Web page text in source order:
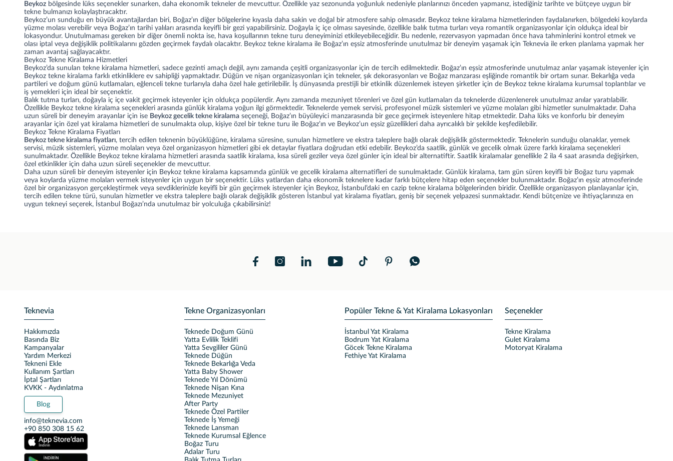
Beykoz bölgesinde lüks seçenekler sunarken, daha ekonomik tekneler de mevcuttur. Özellikle yaz sezonunda yoğunluk nedeniyle planlarınızı önceden yapmanız, istediğiniz tarihte ve bütçeye uygun bir
tekne bulmanızı kolaylaştıracaktır.
Beykoz’un sunduğu en büyük avantajlardan biri, Boğaz’ın diğer bölgelerine kıyasla daha sakin ve doğal bir atmosfere sahip olmasıdır. Beykoz tekne kiralama hizmetlerinden faydalanırken, bölgedeki koylarda
yüzme molası verebilir veya Boğaz’ın tarihi yalıları arasında keyifli bir gezi yapabilirsiniz. Doğayla iç içe olması sayesinde, özellikle balık tutma turları veya romantik organizasyonlar için oldukça ideal bir
lokasyondur. Unutulmaması gereken bir diğer önemli nokta ise, hava koşullarının tekne turu deneyiminizi etkileyebileceğidir. Bu nedenle, rezervasyon yapmadan önce hava tahminlerini kontrol etmek ve
olası iptal veya değişiklik politikalarını gözden geçirmek faydalı olacaktır. Beykoz tekne kiralama ile Boğaz’ın eşsiz atmosferinde unutulmaz bir deneyim yaşamak için Teknevia ile erken planlama yapmak her
zaman avantaj sağlayacaktır.
Beykoz Tekne Kiralama Hizmetleri
Beykoz’da sunulan tekne kiralama hizmetleri, sadece gezinti amaçlı değil, aynı zamanda çeşitli organizasyonlar için de tercih edilmektedir. Boğaz’ın eşsiz atmosferinde unutulmaz anlar yaşamak isteyenler için
Beykoz tekne kiralama farklı etkinliklere ev sahipliği yapmaktadır. Düğün ve nişan organizasyonları için tekneler, şık dekorasyonları ve Boğaz manzarası eşliğinde romantik bir ortam sunar. Bekarlığa veda
partileri ve doğum günü kutlamaları, eğlenceli tekne turlarıyla daha özel hale getirilebilir. İş dünyasında prestijli bir etkinlik düzenlemek isteyen şirketler için de Beykoz tekne kiralama kurumsal toplantılar ve
iş yemekleri için ideal bir seçenektir.
Balık tutma turları, doğayla iç içe vakit geçirmek isteyenler için oldukça popülerdir. Aynı zamanda mezuniyet törenleri ve özel gün kutlamaları da teknelerde düzenlenerek unutulmaz anılar yaratılabilir.
Özellikle Beykoz tekne kiralama seçenekleri arasında günlük kiralama yoğun ilgi görmektedir. Teknelerde yemek servisi, profesyonel müzik sistemleri ve yüzme molaları gibi hizmetler sunulmaktadır. Daha
uzun süreli bir deneyim arayanlar için ise Beykoz gecelik tekne kiralama seçeneği, Boğaz’ın büyüleyici manzarasında bir gece geçirmek isteyenlere hitap etmektedir. Daha lüks ve konforlu bir deneyim
arayanlar için özel yat kiralama hizmetleri de sunulmakta olup, kişiye özel bir tekne turu ile Boğaz’ın ve Beykoz’un eşsiz güzellikleri daha ayrıcalıklı bir şekilde keşfedilebilir.
Beykoz Tekne Kiralama Fiyatları
Beykoz tekne kiralama fiyatları, tercih edilen teknenin büyüklüğüne, kiralama süresine, sunulan hizmetlere ve ekstra taleplere bağlı olarak değişiklik göstermektedir. Teknelerin sunduğu olanaklar, yemek
servisi, müzik sistemleri, yüzme molaları veya özel organizasyon hizmetleri gibi ek detaylar fiyatlara doğrudan etki edebilir. Beykoz’da saatlik, günlük ve gecelik olmak üzere farklı kiralama seçenekleri
sunulmaktadır. Özellikle Beykoz tekne kiralama hizmetleri arasında saatlik kiralama, kısa süreli geziler veya özel günler için ideal bir alternatiftir. Saatlik kiralamalar genellikle 2 ila 4 saat arasında değişirken,
özel etkinlikler için daha uzun süreli seçenekler de mevcuttur.
Daha uzun süreli bir deneyim isteyenler için Beykoz tekne kiralama kapsamında günlük ve gecelik kiralama alternatifleri de sunulmaktadır. Günlük kiralama, tam gün süren keyifli bir Boğaz turu yapmak
veya koylarda yüzme molaları vermek isteyenler için uygun bir seçenektir. Lüks yatlardan daha ekonomik teknelere kadar farklı bütçelere hitap eden seçenekler bulunmaktadır. Boğaz’ın eşsiz atmosferinde
özel bir organizasyon gerçekleştirmek veya sevdiklerinizle keyifli bir gün geçirmek isteyenler için Beykoz, İstanbul’daki en cazip tekne kiralama bölgelerinden biridir. Özellikle organizasyon planlayanlar için,
tercih edilen tekne türü, sunulan hizmetler ve ekstra taleplere bağlı olarak değişiklik gösteren
İstanbul yat kiralama fiyatları, geniş bir seçenek yelpazesi sunmaktadır. Kendi bütçenize ve ihtiyaçlarınıza en
uygun tekneyi seçerek, İstanbul Boğazı’nda unutulmaz bir yolculuğa çıkabilirsiniz!
Teknevia
Hakkımızda
Basında Biz
Kampanyalar
Yardım Merkezi
Tekneni Ekle
Kullanım Şartları
İptal Şartları
KVKK - Aydınlatma
Blog
info@teknevia.com
+90 850 308 15 62
Tekne Organizasyonları
Teknede Doğum Günü
Yatta Evlilik Teklifi
Yatta Sevgililer Günü
Teknede Düğün
Teknede Bekarlığa Veda
Yatta Baby Shower
Teknede Yıl Dönümü
Teknede Nişan Kına
Teknede Mezuniyet
After Party
Teknede Özel Partiler
Teknede İş Yemeği
Teknede Lansman
Teknede Kurumsal Eğlence
Boğaz Turu
Adalar Turu
Popüler Tekne & Yat Kiralama Lokasyonları
İstanbul Yat Kiralama
Bodrum Yat Kiralama
Göcek Tekne Kiralama
Fethiye Yat Kiralama
Seçenekler
Tekne Kiralama
Gulet Kiralama
Motoryat Kiralama